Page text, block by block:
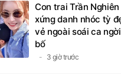
Con trai Trần
xứng danh nhóc tỳ
vẻ ngoài soái ca
bố
3 giờ trước